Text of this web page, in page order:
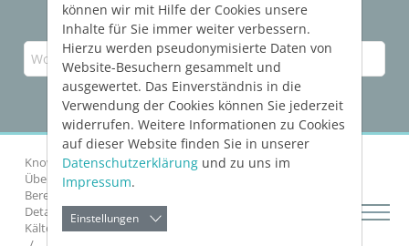
Knowledge Base Revit
Netze berechnen
Über die Rohrnetzberechnungen Heizung und Kälte
Berechnung
Details zu den Berechnungsdialogen Heizung und
Kälte
können wir mit Hilfe der Cookies unsere
Inhalte für Sie immer weiter verbessern.
Hierzu werden pseudonymisierte Daten von
Website-Besuchern gesammelt und
ausgewertet. Das Einverständnis in die
Verwendung der Cookies können Sie jederzeit
widerrufen. Weitere Informationen zu Cookies
auf dieser Website finden Sie in unserer
Datenschutzerklärung und zu uns im
Impressum.
Einstellungen